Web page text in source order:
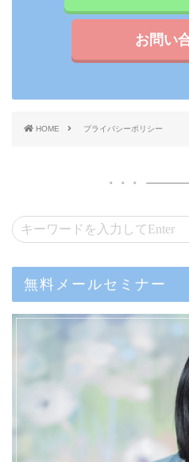
お問い
HOME プライバシーポリシー
無料メールセミナー